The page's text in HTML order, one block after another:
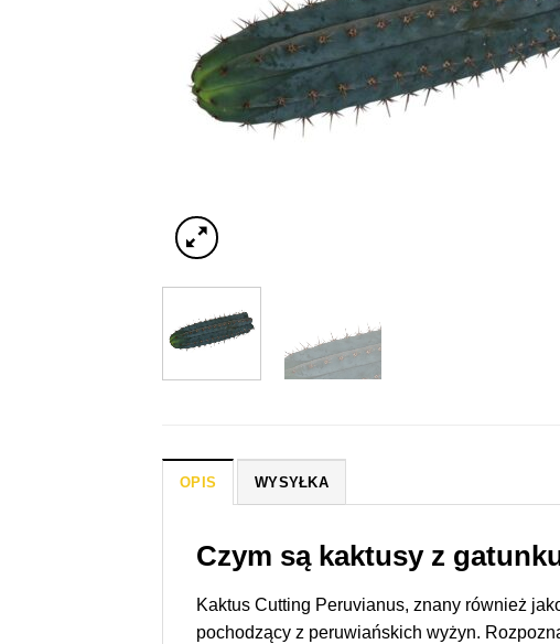
OPIS WYSYŁKA
Czym są kaktusy z
Kaktus Cutting Peruvianus, znany również
pochodzący z peruwiańskich wyżyn.